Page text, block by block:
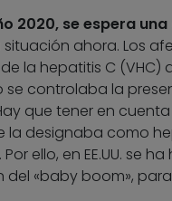
2020, se espera
ahora. Los
la hepatitis C (VHC)
se controlaba la
que tener en
designaba como
Por ello, en EE.UU.
del «baby boom»,